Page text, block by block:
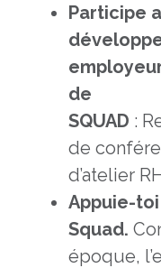
Participe
de
SQUAD :
de
d’atelier
Appuie-
Squad.
époque,